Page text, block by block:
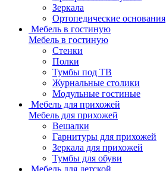
Зеркала
Ортопедические основания
Мебель в гостиную
Мебель в гостиную
Стенки
Полки
Тумбы под ТВ
Журнальные столики
Модульные гостиные
Мебель для прихожей
Мебель для прихожей
Вешалки
Гарнитуры для прихожей
Зеркала для прихожей
Тумбы для обуви
Мебель для детской